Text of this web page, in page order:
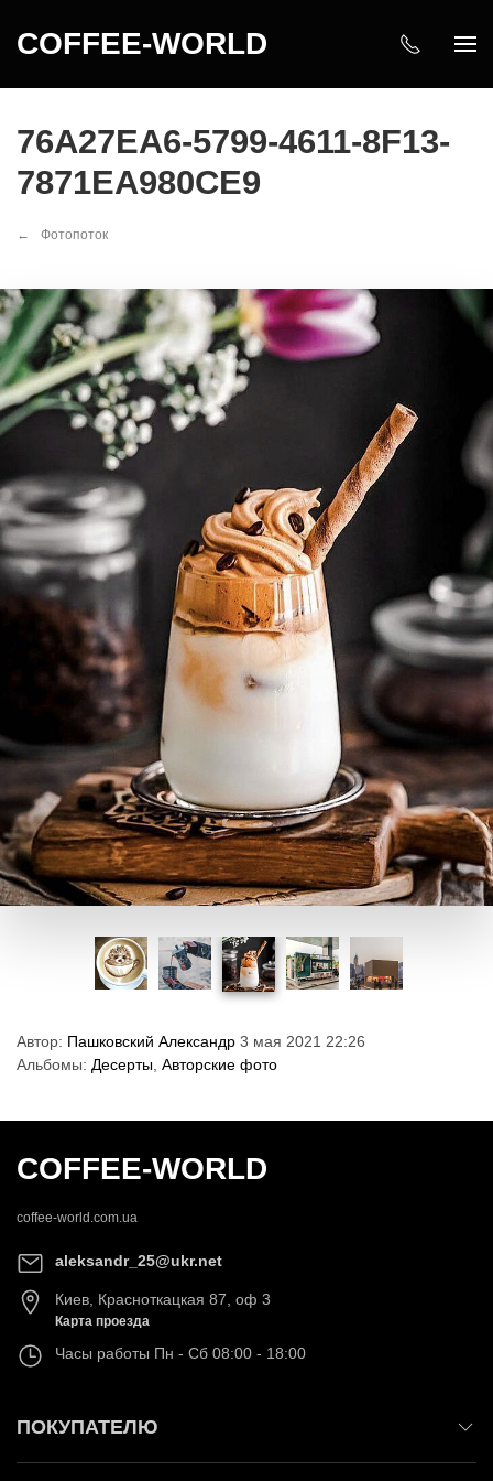
COFFEE-WORLD
76A27EA6-5799-4611-8F13-
7871EA980CE9
Фотопоток
Автор: Пашковский Александр 3 мая 2021 22:26
Альбомы: Десерты Авторские фото
COFFEE-WORLD
coffee-world.com.ua
aleksandr_25@ukr.net
Киев Красноткацкая 87, оф 3
Карта проезда
Часы работы Пн - Сб 08:00 - 18:00
ПОКУПАТЕЛЮ